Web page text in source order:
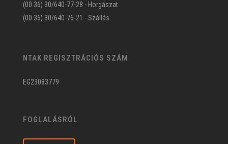
(00 36) 30/640-77-28 - Horgászat
(00 36) 30/640-76-21 - Szállás
NTAK REGISZTRÁCIÓS SZÁM
EG23083779
FOGLALÁSRÓL